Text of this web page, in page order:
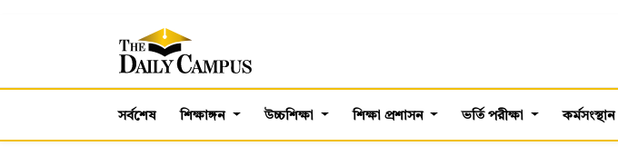
সর্বশেষ শিক্ষাঙ্গন উচ্চশিক্ষা শিক্ষা প্রশাসন ভর্তি পরীক্ষা কর্মসংস্থান